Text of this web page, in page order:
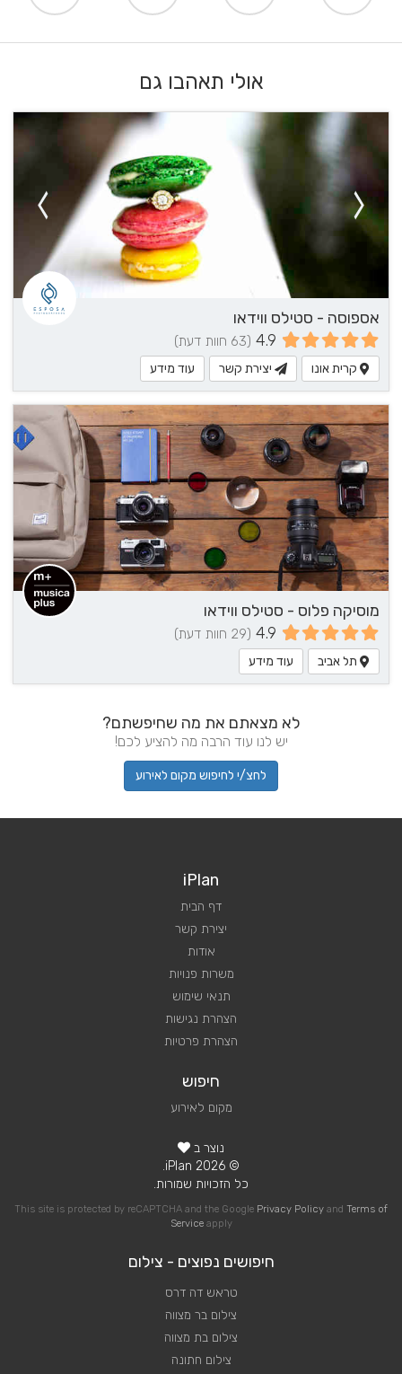
אולי תאהבו גם
אספוסה - סטילס ווידאו
4.9 (63 חוות דעת)
קרית אונו יצירת קשר עוד מידע
מוסיקה פלוס - סטילס ווידאו
4.9 (29 חוות דעת)
תל אביב עוד מידע
לא מצאתם את מה שחיפשתם?
יש לנו עוד הרבה מה להציע לכם!
לחצ/י לחיפוש מקום לאירוע
iPlan
דף הבית
יצירת קשר
אודות
משרות פנויות
תנאי שימוש
הצהרת נגישות
הצהרת פרטיות
חיפוש
מקום לאירוע
נוצר ב
© 2026 iPlan.
כל הזכויות שמורות.
This site is protected by reCAPTCHA and the Google Privacy Policy and Terms of
Serviceapply
חיפושים נפוצים - צילום
טראש דה דרס
צילום בר מצווה
צילום בת מצווה
צילום חתונה